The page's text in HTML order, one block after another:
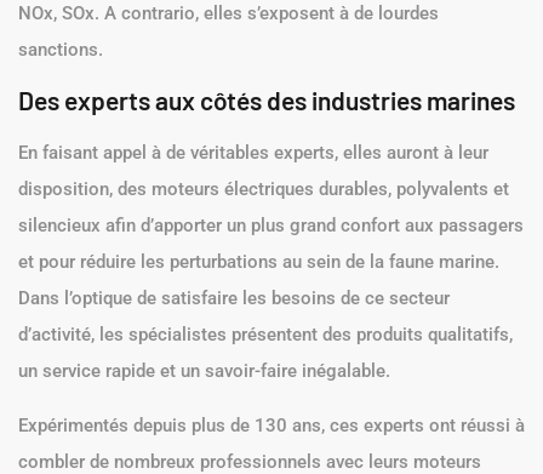
NOx, SOx. A contrario, elles s’exposent à de lourdes
sanctions.
Des experts aux côtés des industries marines
En faisant appel à de véritables experts, elles auront à leur
disposition, des moteurs électriques durables, polyvalents et
silencieux afin d’apporter un plus grand confort aux passagers
et pour réduire les perturbations au sein de la faune marine.
Dans l’optique de satisfaire les besoins de ce secteur
d’activité, les spécialistes présentent des produits qualitatifs,
un service rapide et un savoir-faire inégalable.
Expérimentés depuis plus de 130 ans, ces experts ont réussi à
combler de nombreux professionnels avec leurs moteurs